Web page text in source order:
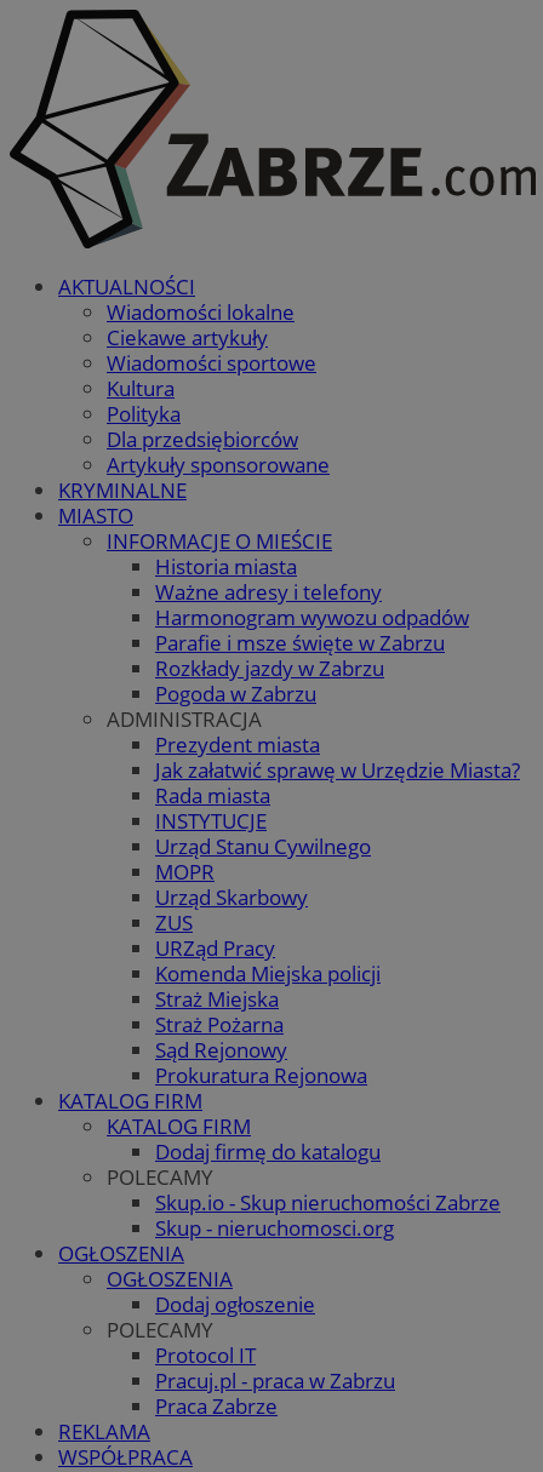
AKTUALNOŚCI
Wiadomości lokalne
Ciekawe artykuły
Wiadomości sportowe
Kultura
Polityka
Dla przedsiębiorców
Artykuły sponsorowane
KRYMINALNE
MIASTO
INFORMACJE O MIEŚCIE
Historia miasta
Ważne adresy i telefony
Harmonogram wywozu odpadów
Parafie i msze święte w Zabrzu
Rozkłady jazdy w Zabrzu
Pogoda w Zabrzu
ADMINISTRACJA
Prezydent miasta
Jak załatwić sprawę w Urzędzie Miasta?
Rada miasta
INSTYTUCJE
Urząd Stanu Cywilnego
MOPR
Urząd Skarbowy
ZUS
URZąd Pracy
Komenda Miejska policji
Straż Miejska
Straż Pożarna
Sąd Rejonowy
Prokuratura Rejonowa
KATALOG FIRM
KATALOG FIRM
Dodaj firmę do katalogu
POLECAMY
Skup.io - Skup nieruchomości Zabrze
Skup - nieruchomosci.org
OGŁOSZENIA
OGŁOSZENIA
Dodaj ogłoszenie
POLECAMY
Protocol IT
Pracuj.pl - praca w Zabrzu
Praca Zabrze
REKLAMA
WSPÓŁPRACA